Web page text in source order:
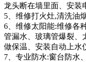
龙头断在墙里面、安装
5、维修打火灶,清洗油
6、维修太阳能:维修各
管漏水、玻璃管爆裂、
做保温、安装自动上水
7、专业防水:窗台防水